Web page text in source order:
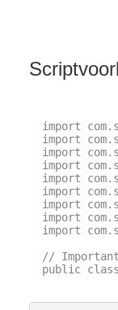
import
import
import
import
import
import
import
import
import
//
public